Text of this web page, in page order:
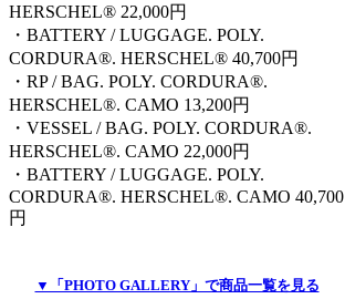
HERSCHEL® 22,000円
・BATTERY / LUGGAGE. POLY.
CORDURA®. HERSCHEL® 40,700円
・RP / BAG. POLY. CORDURA®.
HERSCHEL®. CAMO 13,200円
・VESSEL / BAG. POLY. CORDURA®.
HERSCHEL®. CAMO 22,000円
・BATTERY / LUGGAGE. POLY.
CORDURA®. HERSCHEL®. CAMO 40,700
円
▼「PHOTO GALLERY」で商品一覧を見る